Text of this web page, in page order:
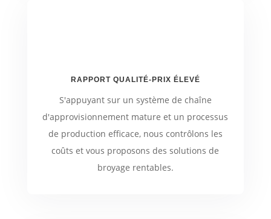
RAPPORT QUALITÉ-PRIX ÉLEVÉ
S'appuyant sur un système de chaîne
d'approvisionnement mature et un processus
de production efficace, nous contrôlons les
coûts et vous proposons des solutions de
broyage rentables.